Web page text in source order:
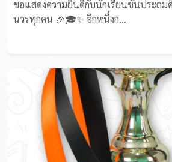
ขอแสดงความยินดีกับนักเรียนชั้นประถม
นวรทุกคน 🎉🎓✨ อีกหนึ่งก...